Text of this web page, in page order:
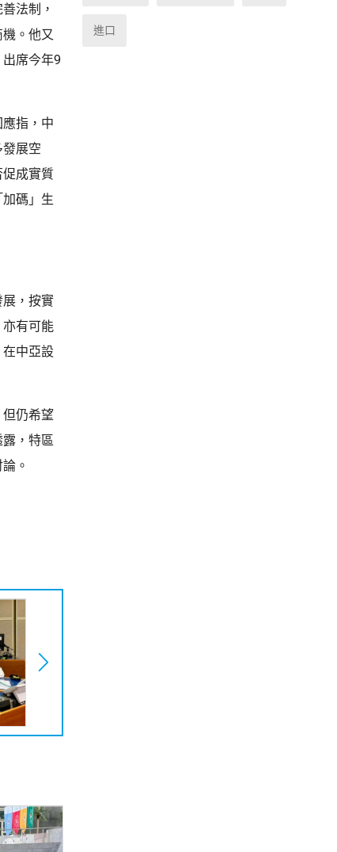
法制，
。他又
席今年9
指，中
展空
成實質
碼」生
，按實
有可能
中亞設
仍希望
，特區
。
進口